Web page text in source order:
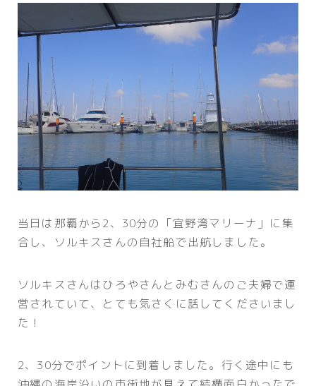
当日は那覇から2、30分の「宜野湾マリーナ」に集
合し、ソルキスさんの自社船で出航しました。
ソルキスさんはひろやさんとみむさんのご夫婦で運
営されていて、とても気さくに話してくださいまし
た！
2、30分でポイントに到着しました。行く途中にも